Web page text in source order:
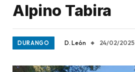
Alpino Tabira
DURANGO D. León 24/02/2025